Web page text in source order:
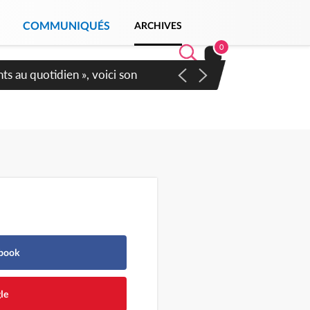
COMMUNIQUÉS ARCHIVES
0
affichent leur